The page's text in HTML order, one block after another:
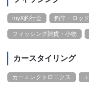
myX釣行会 釣竿・ロッド
フィッシング雑貨・小物
カースタイリング
カーエレクトロニクス